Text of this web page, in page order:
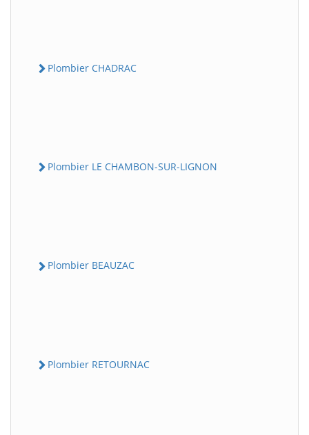
Plombier CHADRAC
Plombier LE CHAMBON-SUR-LIGNON
Plombier BEAUZAC
Plombier RETOURNAC